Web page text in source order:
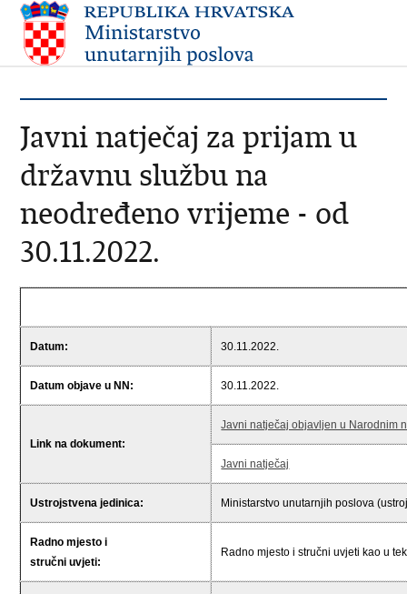
Javni natječaj za prijam u
državnu službu na
neodređeno vrijeme - od
30.11.2022.
Datum: 30.11.2022.
Datum objave u NN: 30.11.2022.
Link na dokument:
Javni natječaj objavljen u Narodnim
Javni natječaj
Ustrojstvena jedinica: Ministarstvo unutarnjih poslova
Radno mjesto i
stručni uvjeti:
Radno mjesto i stručni uvjeti kao u